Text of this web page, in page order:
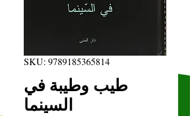
SKU: 9789185365814
طيب وطيبة في
السينما